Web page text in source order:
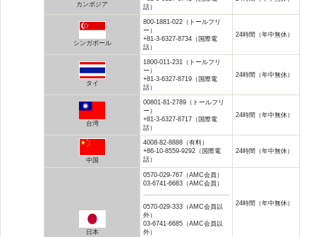
カンボジア
話）
シンガポール
800-1881-022（トールフリ
ー）
+81-3-6327-8734（国際電
話）
24時間（年中無休）
タイ
1800-011-231（トールフリ
ー）
+81-3-6327-8719（国際電
話）
24時間（年中無休）
台湾
00801-81-2789（トールフリ
ー）
+81-3-6327-8717（国際電
話）
24時間（年中無休）
中国
4008-82-8888（有料）
+86-10-8559-9292（国際電
話）
24時間（年中無休）
日本
0570-029-767（AMC会員）
03-6741-6683（AMC会員）
0570-029-333（AMC会員以
外）
03-6741-6685（AMC会員以
外）
24時間（年中無休）